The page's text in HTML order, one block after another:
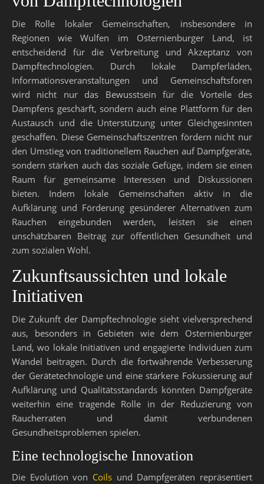
Die Rolle lokaler Gemeinschaften, insbesondere in
Regionen wie Wulfen im Osternienburger Land, ist
entscheidend für die Verbreitung und Akzeptanz von
Dampftechnologien. Durch lokale Dampferläden,
Informationsveranstaltungen und Gemeinschaftsforen
wird nicht nur das Bewusstsein für die Vorteile des
Dampfens geschärft, sondern auch eine Plattform für den
Austausch und die Unterstützung unter Gleichgesinnten
geschaffen. Diese Gemeinschaftszentren fördern nicht nur
den Umstieg von traditionellem Rauchen auf Dampfgeräte,
sondern stärken auch das soziale Gefüge, indem sie einen
Raum für gemeinsame Interessen und Diskussionen
bieten. Indem lokale Gemeinschaften aktiv in die
Aufklärung und Förderung gesünderer Alternativen zum
Rauchen eingebunden werden, leisten sie einen
unschätzbaren Beitrag zur öffentlichen Gesundheit und
zum sozialen Wohl.
Zukunftsaussichten und lokale
Initiativen
Die Zukunft der Dampftechnologie sieht vielversprechend
aus, besonders in Gebieten wie dem Osternienburger
Land, wo lokale Initiativen und engagierte Individuen zum
Wandel beitragen. Durch die fortwährende Verbesserung
der Gerätetechnologie und eine stärkere Fokussierung auf
Aufklärung und Qualitätsstandards könnten Dampfgeräte
weiterhin eine tragende Rolle in der Reduzierung von
Raucherraten und damit verbundenen
Gesundheitsproblemen spielen.
Eine technologische Innovation
Die Evolution von Coils und Dampfgeräten repräsentiert